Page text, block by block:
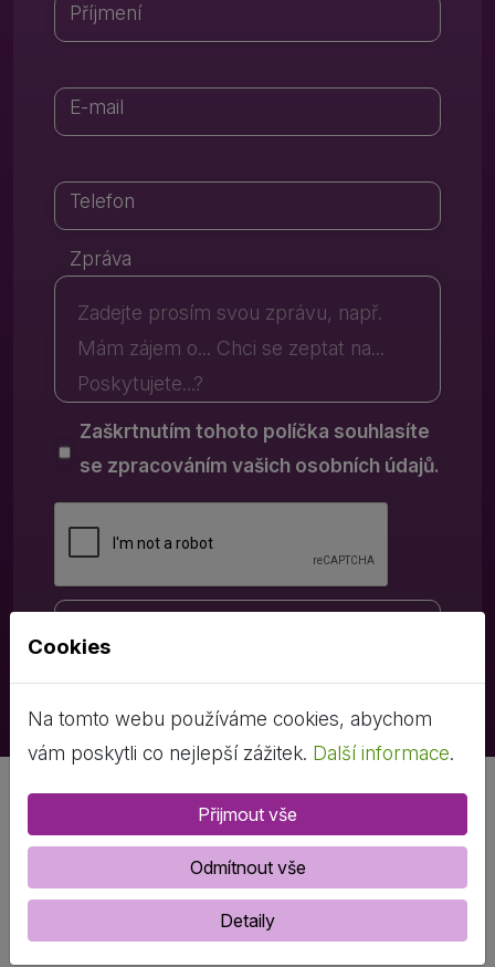
Příjmení
E-mail
Telefon
Zpráva
Zaškrtnutím tohoto políčka souhlasíte
se zpracováním vašich osobních údajů.
Cookies
Na tomto webu používáme cookies, abychom
vám poskytli co nejlepší zážitek. Další informace.
Přijmout vše
Odmítnout vše
Detaily